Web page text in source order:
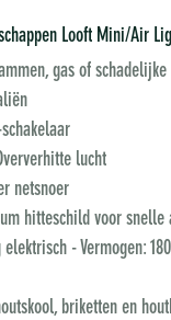
Looft Mini/Air
gas of schadelijke
lucht
netsnoer
hitteschild voor snelle
- Vermogen:
briketten en